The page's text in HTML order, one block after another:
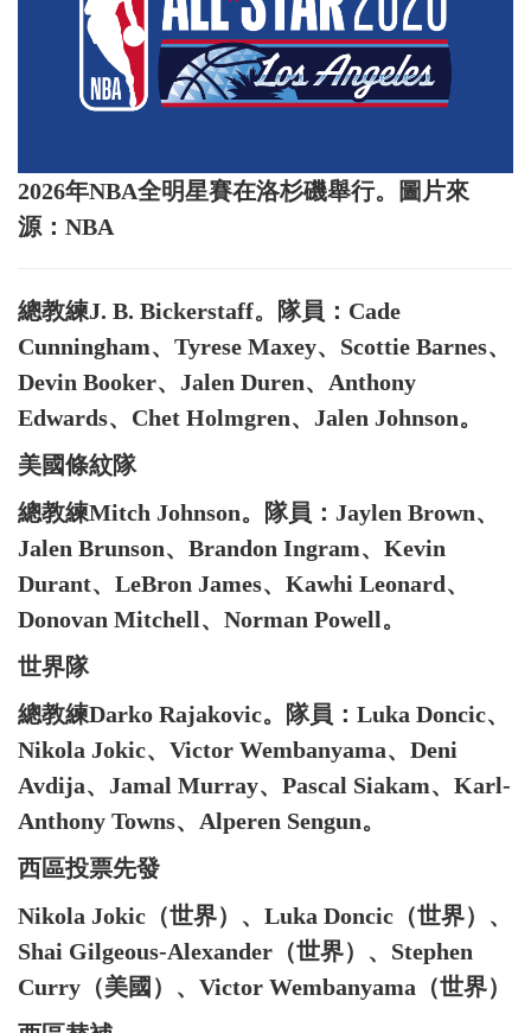
2026年NBA全明星賽在洛杉磯舉行。圖片來
源：NBA
總教練J. B. Bickerstaff。隊員：Cade
Cunningham、Tyrese Maxey、Scottie Barnes、
Devin Booker、Jalen Duren、Anthony
Edwards、Chet Holmgren、Jalen Johnson。
美國條紋隊
總教練Mitch Johnson。隊員：Jaylen Brown、
Jalen Brunson、Brandon Ingram、Kevin
Durant、LeBron James、Kawhi Leonard、
Donovan Mitchell、Norman Powell。
世界隊
總教練Darko Rajakovic。隊員：Luka Doncic、
Nikola Jokic、Victor Wembanyama、Deni
Avdija、Jamal Murray、Pascal Siakam、Karl-
Anthony Towns、Alperen Sengun。
西區投票先發
Nikola Jokic（世界）、Luka Doncic（世界）、
Shai Gilgeous-Alexander（世界）、Stephen
Curry（美國）、Victor Wembanyama（世界）